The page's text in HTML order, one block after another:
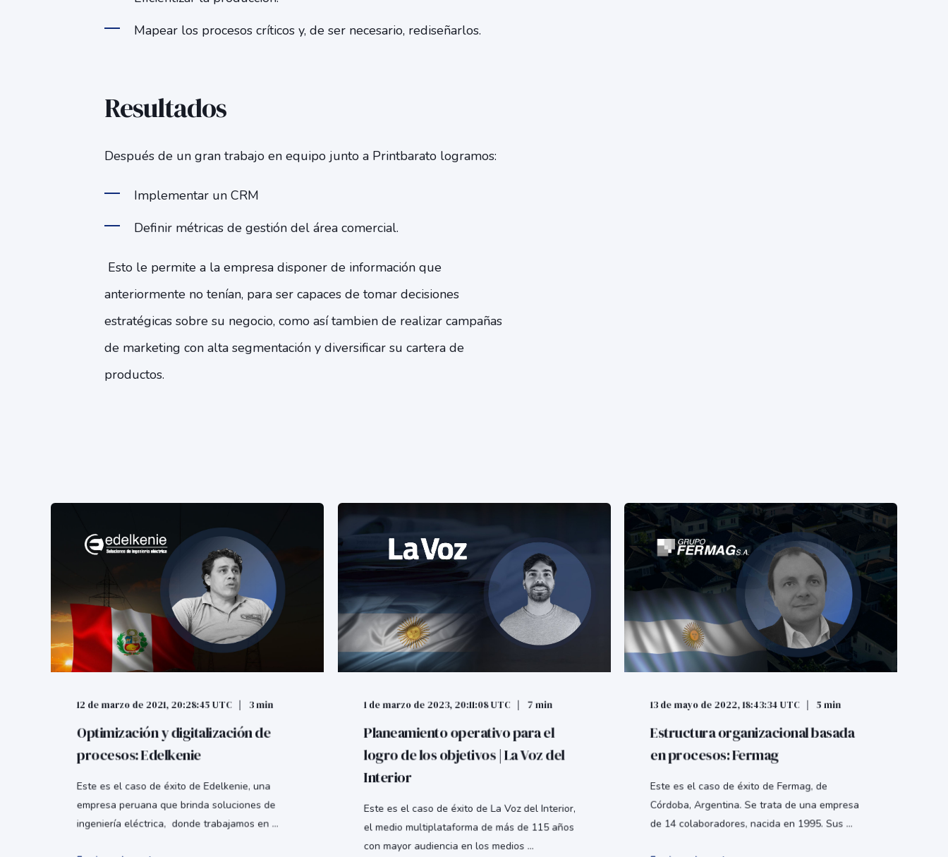
Mapear los procesos críticos y, de ser necesario, rediseñarlos.
Resultados
Después de un gran trabajo en equipo junto a Printbarato logramos:
Implementar un CRM
Definir métricas de gestión del área comercial.
Esto le permite a la empresa disponer de información que
anteriormente no tenían, para ser capaces de tomar decisiones
estratégicas sobre su negocio, como así tambien de realizar campañas
de marketing con alta segmentación y diversificar su cartera de
productos.
12 de marzo de 2021, 20:28:45 UTC 3 min
Optimización y digitalización de
procesos: Edelkenie
Este es el caso de éxito de Edelkenie, una
empresa peruana que brinda soluciones de
ingeniería eléctrica, donde trabajamos en ...
1 de marzo de 2023, 20:11:08 UTC 7 min
Planeamiento operativo para el
logro de los objetivos | La Voz del
Interior
Este es el caso de éxito de La Voz del Interior,
el medio multiplataforma de más de 115 años
con mayor audiencia en los medios ...
13 de mayo de 2022, 18:43:34 UTC 5 min
Estructura organizacional basada
en procesos: Fermag
Este es el caso de éxito de Fermag, de
Córdoba, Argentina. Se trata de una empresa
de 14 colaboradores, nacida en 1995. Sus ...